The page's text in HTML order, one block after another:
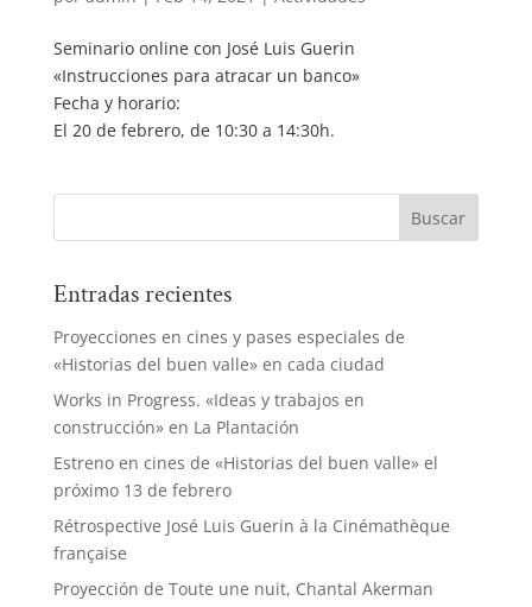
Seminario online con José Luis Guerin
«Instrucciones para atracar un banco»
Fecha y horario:
El 20 de febrero, de 10:30 a 14:30h.
Entradas recientes
Proyecciones en cines y pases especiales de
«Historias del buen valle» en cada ciudad
Works in Progress. «Ideas y trabajos en
construcción» en La Plantación
Estreno en cines de «Historias del buen valle» el
próximo 13 de febrero
Rétrospective José Luis Guerin à la Cinémathèque
française
Proyección de Toute une nuit, Chantal Akerman